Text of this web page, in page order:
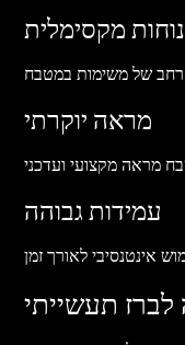
נוחות מקסימלית
מראה יוקרתי
עמידות גבוהה
לברז תעשייתי